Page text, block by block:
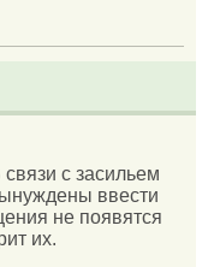
связи с засильем
ввести
не появятся
их.